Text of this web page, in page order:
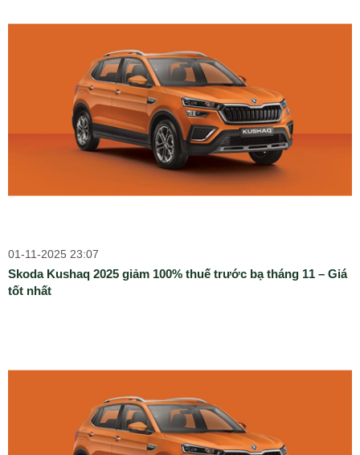
01-11-2025 23:07
Skoda Kushaq 2025 giảm 100% thuế trước bạ tháng 11 – Giá
tốt nhất